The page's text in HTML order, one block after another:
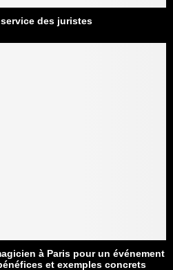
des juristes
à Paris pour un événement
et exemples concrets